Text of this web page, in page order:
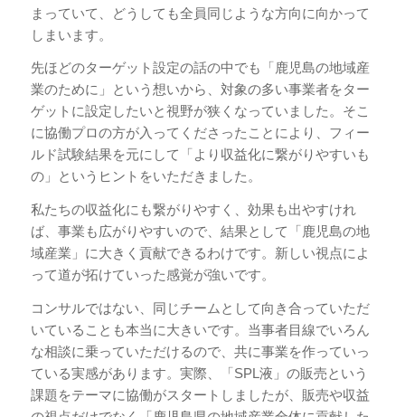
まっていて、どうしても全員同じような方向に向かって
しまいます。
先ほどのターゲット設定の話の中でも「鹿児島の地域産
業のために」という想いから、対象の多い事業者をター
ゲットに設定したいと視野が狭くなっていました。そこ
に協働プロの方が入ってくださったことにより、フィー
ルド試験結果を元にして「より収益化に繋がりやすいも
の」というヒントをいただきました。
私たちの収益化にも繋がりやすく、効果も出やすけれ
ば、事業も広がりやすいので、結果として「鹿児島の地
域産業」に大きく貢献できるわけです。新しい視点によ
って道が拓けていった感覚が強いです。
コンサルではない、同じチームとして向き合っていただ
いていることも本当に大きいです。当事者目線でいろん
な相談に乗っていただけるので、共に事業を作っていっ
ている実感があります。実際、「SPL液」の販売という
課題をテーマに協働がスタートしましたが、販売や収益